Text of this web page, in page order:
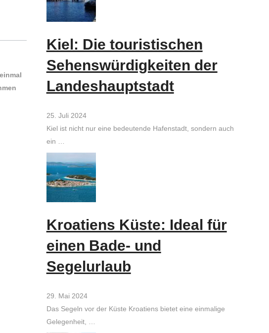
Kiel: Die touristischen
Sehenswürdigkeiten der
Landeshauptstadt
25. Juli 2024
Kiel ist nicht nur eine bedeutende Hafenstadt, sondern auch
ein …
Kroatiens Küste: Ideal für
einen Bade- und
Segelurlaub
29. Mai 2024
Das Segeln vor der Küste Kroatiens bietet eine einmalige
Gelegenheit, …